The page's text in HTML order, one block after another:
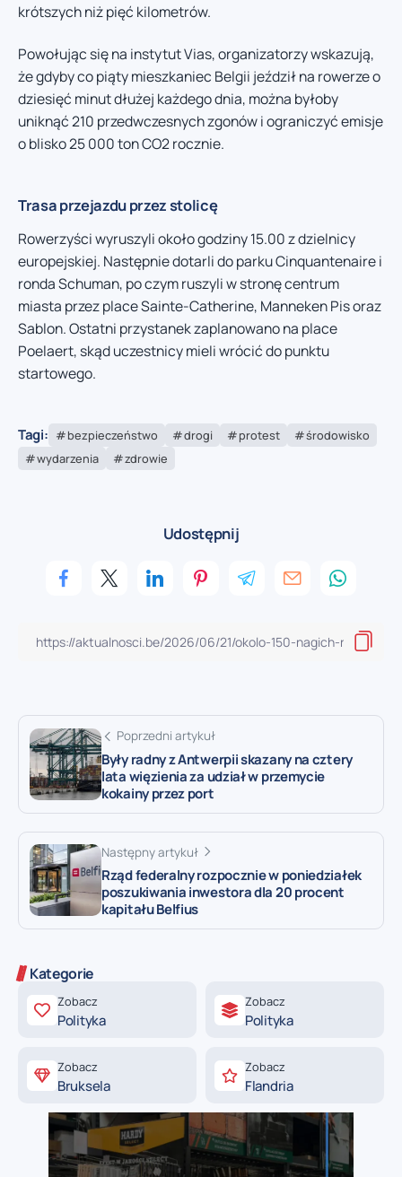
krótszych niż pięć kilometrów.
Powołując się na instytut Vias, organizatorzy wskazują,
że gdyby co piąty mieszkaniec Belgii jeździł na rowerze o
dziesięć minut dłużej każdego dnia, można byłoby
uniknąć 210 przedwczesnych zgonów i ograniczyć emisje
o blisko 25 000 ton CO2 rocznie.
Trasa przejazdu przez stolicę
Rowerzyści wyruszyli około godziny 15.00 z dzielnicy
europejskiej. Następnie dotarli do parku Cinquantenaire i
ronda Schuman, po czym ruszyli w stronę centrum
miasta przez place Sainte-Catherine, Manneken Pis oraz
Sablon. Ostatni przystanek zaplanowano na place
Poelaert, skąd uczestnicy mieli wrócić do punktu
startowego.
Tagi: bezpieczeństwo drogi protest
środowisko
wydarzenia
zdrowie
Udostępnij
Poprzedni artykuł
Były radny z Antwerpii skazany na cztery
lata więzienia za udział w przemycie
kokainy przez port
Następny artykuł
Rząd federalny rozpocznie w poniedziałek
poszukiwania inwestora dla 20 procent
kapitału Belfius
Kategorie
Zobacz
Polityka
Zobacz
Polityka
Zobacz
Bruksela
Zobacz
Flandria